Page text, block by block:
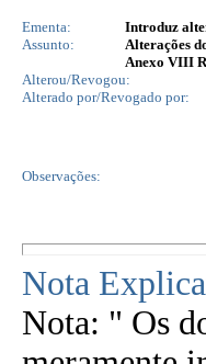
Ementa:
Introduz
Assunto:
Alterações
Anexo VIII
Alterou/Revogou:
Alterado por/Revogado por:
Observações:
Nota
Nota: " Os